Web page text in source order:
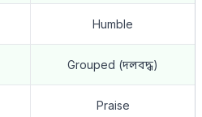
Humble
Grouped (দলবদ্ধ)
Praise